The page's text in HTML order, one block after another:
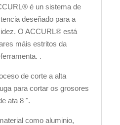
é un sistema de
deseñado para a
O ACCURL® está
máis estritos da
.
de corte a alta
para cortar os grosores
ata 8 ".
como aluminio,